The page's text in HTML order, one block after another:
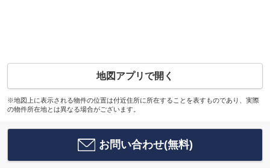
地図アプリで開く
※地図上に表示される物件の位置は付近住所に所在することを表すものであり、実際
の物件所在地とは異なる場合がございます。
お問い合わせ(無料)